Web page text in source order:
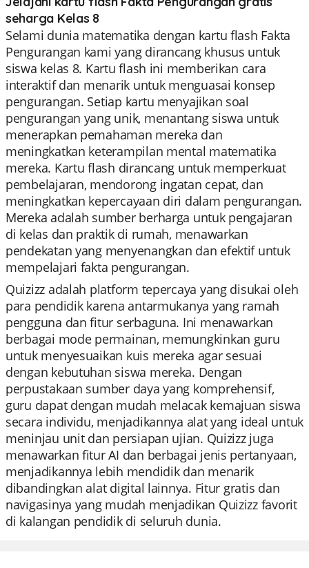
seharga Kelas 8
Selami dunia matematika dengan kartu flash Fakta
Pengurangan kami yang dirancang khusus untuk
siswa kelas 8. Kartu flash ini memberikan cara
interaktif dan menarik untuk menguasai konsep
pengurangan. Setiap kartu menyajikan soal
pengurangan yang unik, menantang siswa untuk
menerapkan pemahaman mereka dan
meningkatkan keterampilan mental matematika
mereka. Kartu flash dirancang untuk memperkuat
pembelajaran, mendorong ingatan cepat, dan
meningkatkan kepercayaan diri dalam pengurangan.
Mereka adalah sumber berharga untuk pengajaran
di kelas dan praktik di rumah, menawarkan
pendekatan yang menyenangkan dan efektif untuk
mempelajari fakta pengurangan.
Quizizz adalah platform tepercaya yang disukai oleh
para pendidik karena antarmukanya yang ramah
pengguna dan fitur serbaguna. Ini menawarkan
berbagai mode permainan, memungkinkan guru
untuk menyesuaikan kuis mereka agar sesuai
dengan kebutuhan siswa mereka. Dengan
perpustakaan sumber daya yang komprehensif,
guru dapat dengan mudah melacak kemajuan siswa
secara individu, menjadikannya alat yang ideal untuk
meninjau unit dan persiapan ujian. Quizizz juga
menawarkan fitur AI dan berbagai jenis pertanyaan,
menjadikannya lebih mendidik dan menarik
dibandingkan alat digital lainnya. Fitur gratis dan
navigasinya yang mudah menjadikan Quizizz favorit
di kalangan pendidik di seluruh dunia.